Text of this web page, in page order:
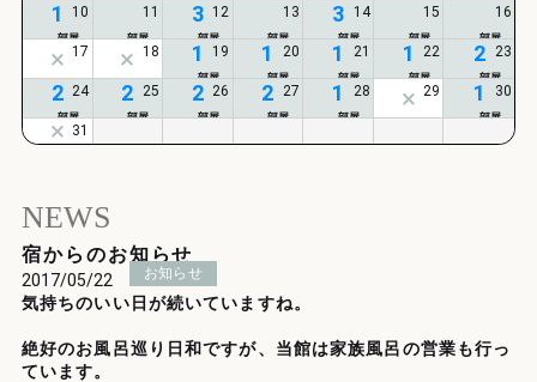
1 3
3
1
1 1 1
2
2
2 2 2 1 1
NEWS
宿からのお知らせ
2017/05/22 お知らせ
気持ちのいい日が続いていますね。
絶好のお風呂巡り日和ですが、当館は家族風呂の営業も行っ
ています。